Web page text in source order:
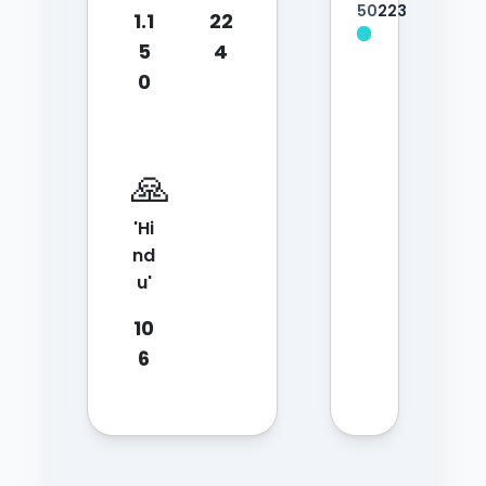
1.1
5
0
22
4
🙏
'Hi
nd
u'
10
6
50223